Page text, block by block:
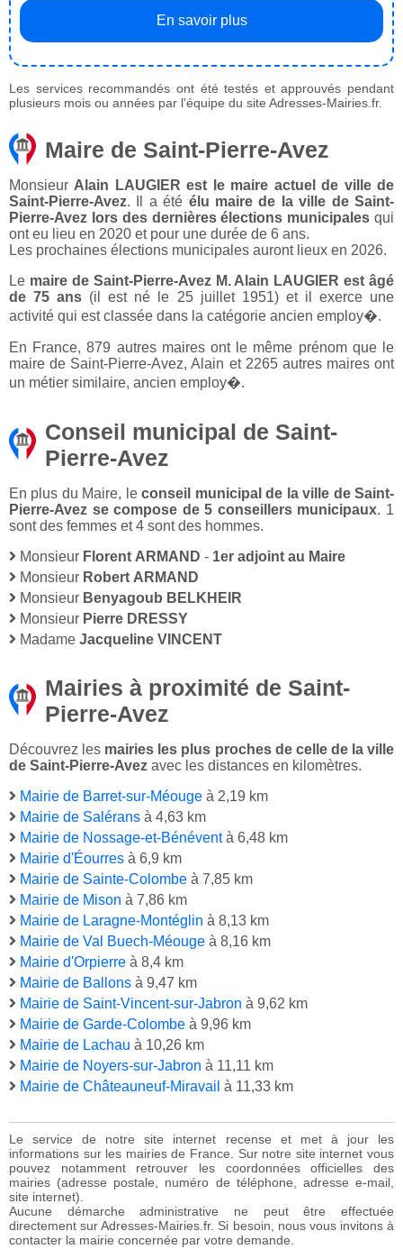
En savoir plus
Les services recommandés ont été testés et approuvés pendant
plusieurs mois ou années par l'équipe du site Adresses-Mairies.fr.
Maire de Saint-Pierre-Avez
Monsieur Alain LAUGIER est le maire actuel de ville de
Saint-Pierre-Avez. Il a été élu maire de la ville de Saint-
Pierre-Avez lors des dernières élections municipales qui
ont eu lieu en 2020 et pour une durée de 6 ans.
Les prochaines élections municipales auront lieux en 2026.
Le maire de Saint-Pierre-Avez M. Alain LAUGIER est âgé
de 75 ans (il est né le 25 juillet 1951) et il exerce une
activité qui est classée dans la catégorie ancien employ�.
En France, 879 autres maires ont le même prénom que le
maire de Saint-Pierre-Avez, Alain et 2265 autres maires ont
un métier similaire, ancien employ�.
Conseil municipal de Saint-
Pierre-Avez
En plus du Maire, leconseil municipal de la ville de Saint-
Pierre-Avez se compose de 5 conseillers municipaux. 1
sont des femmes et 4 sont des hommes.
Monsieur Florent ARMAND - 1er adjoint au Maire
Monsieur Robert ARMAND
Monsieur Benyagoub BELKHEIR
Monsieur Pierre DRESSY
Madame Jacqueline VINCENT
Mairies à proximité de Saint-
Pierre-Avez
Découvrez les mairies les plus proches de celle de la ville
de Saint-Pierre-Avez avec les distances en kilomètres.
Mairie de Barret-sur-Méouge à 2,19 km
Mairie de Salérans à 4,63 km
Mairie de Nossage-et-Bénéventà 6,48 km
Mairie d'Éourres à 6,9 km
Mairie de Sainte-Colombe à 7,85 km
Mairie de Mison à 7,86 km
Mairie de Laragne-Montéglin à 8,13 km
Mairie de Val Buech-Méouge à 8,16 km
Mairie d'Orpierre à 8,4 km
Mairie de Ballons à 9,47 km
Mairie de Saint-Vincent-sur-Jabron à 9,62 km
Mairie de Garde-Colombe à 9,96 km
Mairie de Lachau à 10,26 km
Mairie de Noyers-sur-Jabron à 11,11 km
Mairie de Châteauneuf-Miravail à 11,33 km
Le service de notre site internet recense et met à jour les
informations sur les mairies de France. Sur notre site internet vous
pouvez notamment retrouver les coordonnées officielles des
mairies (adresse postale, numéro de téléphone, adresse e-mail,
site internet).
Aucune démarche administrative ne peut être effectuée
directement sur Adresses-Mairies.fr. Si besoin, nous vous invitons à
contacter la mairie concernée par votre demande.